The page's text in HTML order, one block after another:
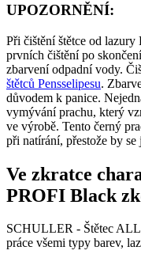
UPOZORNĚNÍ:
Při čištění štětce od
prvních čištění po
zbarvení odpadní vody.
štětců Pensselipesu.
důvodem k panice.
vymývání prachu, který
ve výrobě. Tento černý
při natírání, přestože by
Ve zkratce
PROFI Black
SCHULLER - Štětec
práce všemi typy barev,